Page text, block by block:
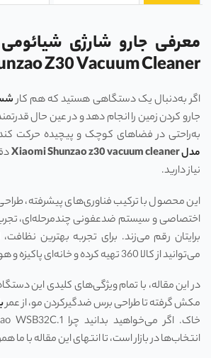
Z30 Vacuum Cleaner
اگر به‌دنبال یک دستگاهی هستید که هم کار
جارو کردن زمین را انجام دهد و در عین حال
به‌راحتی در فضاهای کوچک و پیچیده حرکت
مدلXiaomi Shunzao z30 vacuum cleaner
نیاز دارید.
این محصول با ترکیب فناوری‌های پیشرفته،
اختصاصی و سیستم ضدعفونی چندمرحله‌ای،
برایتان رقم می‌زند. برای تجربه بهترین
می‌توانید از کالا 360 تهیه کرده و خانه‌ای پاکیزه و هوشمند را تجربه کنید.
در این مقاله، با تمام ویژگی‌های کلیدی این
مکش گرفته تا طراحی برس ضدگیرکردن مو، از عمر
انتخاب‌ها در بازار است، تا انتهای این مقاله با ما